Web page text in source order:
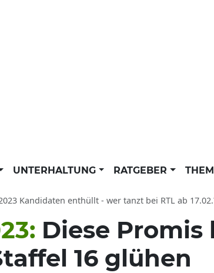
UNTERHALTUNG RATGEBER
Kandidaten enthüllt - wer tanzt bei RTL ab 17.02.?:
Diese Promis
16 glühen